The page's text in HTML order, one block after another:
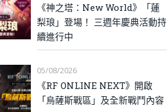
《神之塔：New World》「蓮
梨琅」登場！ 三週年慶典活動持
續進行中
05/08/2026
《RF ONLINE NEXT》開啟
「烏薩斯戰區」及全新戰鬥內容